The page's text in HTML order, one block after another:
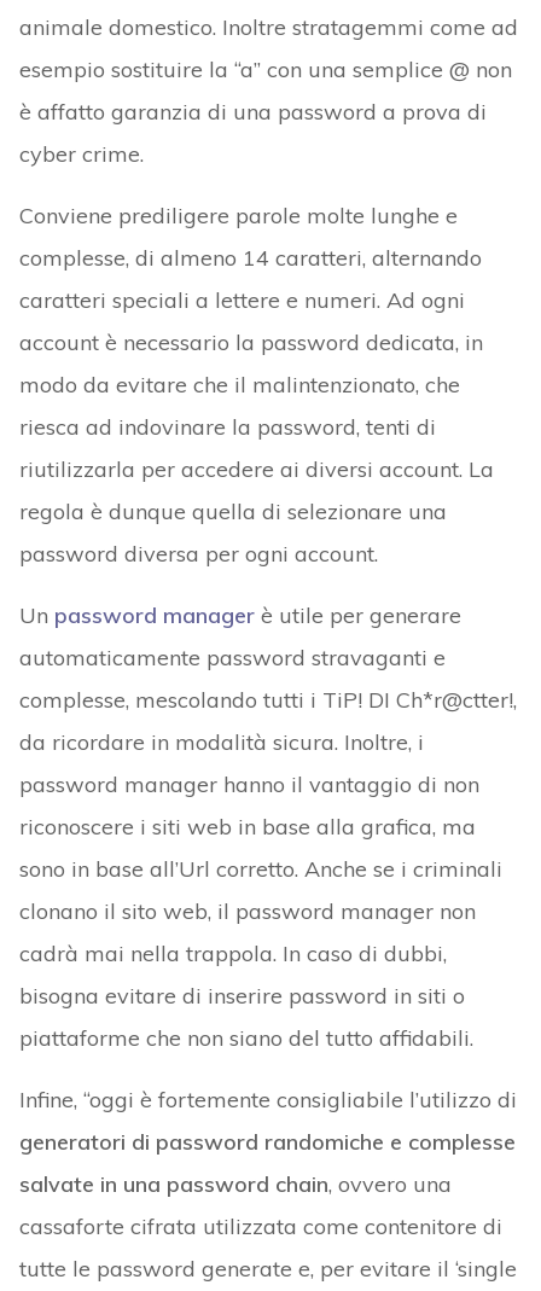
animale domestico. Inoltre stratagemmi come ad
esempio sostituire la “a” con una semplice @ non
è affatto garanzia di una password a prova di
cyber crime.
Conviene prediligere parole molte lunghe e
complesse, di almeno 14 caratteri, alternando
caratteri speciali a lettere e numeri. Ad ogni
account è necessario la password dedicata, in
modo da evitare che il malintenzionato, che
riesca ad indovinare la password, tenti di
riutilizzarla per accedere ai diversi account. La
regola è dunque quella di selezionare una
password diversa per ogni account.
Un password managerè utile per generare
automaticamente password stravaganti e
complesse, mescolando tutti i TiP! DI Ch*r@ctter!,
da ricordare in modalità sicura. Inoltre, i
password manager hanno il vantaggio di non
riconoscere i siti web in base alla grafica, ma
sono in base all’Url corretto. Anche se i criminali
clonano il sito web, il password manager non
cadrà mai nella trappola. In caso di dubbi,
bisogna evitare di inserire password in siti o
piattaforme che non siano del tutto affidabili.
Infine, “oggi è fortemente consigliabile l’utilizzo di
generatori di password randomiche e complesse
salvate in una password chain, ovvero una
cassaforte cifrata utilizzata come contenitore di
tutte le password generate e, per evitare il ‘single